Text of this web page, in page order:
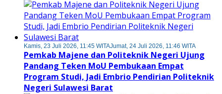
Kamis, 23 Juli 2026, 11:45 WITAJumat, 24 Juli 2026, 11:46 WITA
Pemkab Majene dan Politeknik Negeri Ujung
Pandang Teken MoU Pembukaan Empat
Program Studi, Jadi Embrio Pendirian Politeknik
Negeri Sulawesi Barat